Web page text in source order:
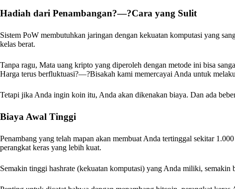
Hadiah dari Penambangan?—?Cara yang Sulit
Sistem PoW membutuhkan jaringan dengan kekuatan komputasi yang
kelas berat.
Tanpa ragu, Mata uang kripto yang diperoleh dengan metode ini bisa
Harga terus berfluktuasi?—?Bisakah kami memercayai Anda untuk
Tetapi jika Anda ingin koin itu, Anda akan dikenakan biaya. Dan ada
Biaya Awal Tinggi
Penambang yang telah mapan akan membuat Anda tertinggal sekitar
perangkat keras yang lebih kuat.
Semakin tinggi hashrate (kekuatan komputasi) yang Anda miliki,